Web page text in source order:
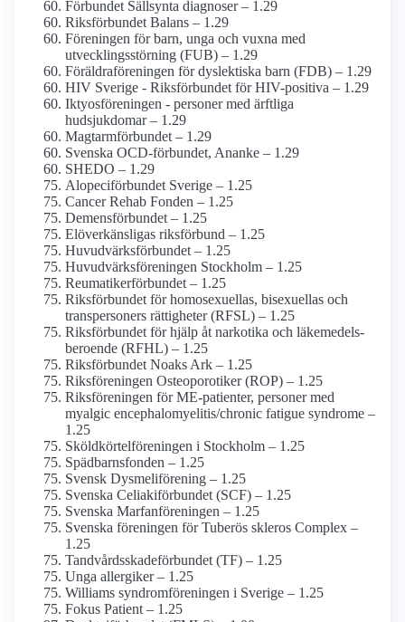
Förbundet Sällsynta diagnoser – 1.29
Riks­förbundet Balans – 1.29
Föreningen för barn, unga och vuxna med
utvecklings­störning (FUB) – 1.29
Föräldra­föreningen för dyslektiska barn (FDB) – 1.29
HIV Sverige - Riks­förbundet för HIV-positiva – 1.29
Iktyos­föreningen - personer med ärftliga
hudsjukdomar – 1.29
Magtarmförbundet – 1.29
Svenska OCD-förbundet, Ananke – 1.29
SHEDO – 1.29
Alopeciförbundet Sverige – 1.25
Cancer Rehab Fonden – 1.25
Demens­förbundet – 1.25
El­överkänsligas riks­förbund – 1.25
Huvudvärks­förbundet – 1.25
Huvudvärks­föreningen Stockholm – 1.25
Reumatikerförbundet – 1.25
Riksförbundet för homosexuellas, bisexuellas och
transpersoners rättigheter (RFSL) – 1.25
Riksförbundet för hjälp åt narkotika och läkemedels­
beroende (RFHL) – 1.25
Riksförbundet Noaks Ark – 1.25
Riksföreningen Osteoporotiker (ROP) – 1.25
Riksföreningen för ME-patienter, personer med
myalgic encephalo­myelitis/­chronic fatigue syndrome –
1.25
Sköldkörtel­föreningen i Stockholm – 1.25
Spädbarnsfonden – 1.25
Svensk Dysmeliförening – 1.25
Svenska Celiaki­förbundet (SCF) – 1.25
Svenska Marfan­föreningen – 1.25
Svenska föreningen för Tuberös skleros Complex –
1.25
Tandvårdsskade­förbundet (TF) – 1.25
Unga allergiker – 1.25
Williams syndrom­föreningen i Sverige – 1.25
Fokus Patient – 1.25